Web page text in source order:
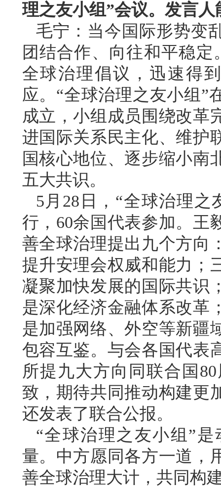
理之友小组”会议。发言
毛宁：当今国际形势变
团结合作、向往和平稳
全球治理倡议，迅速得
应。“全球治理之友小组”
成立，小组成员围绕改革
进国际关系民主化、维护
国核心地位、逐步缩小南
五大共识。
5月28日，“全球治理
行，60余国代表参加。王
善全球治理提出九个方向
提升安理会权威和能力；
凝聚加快发展的国际共识
是深化经济金融体系改革
是加强网络、外空等新疆
包容互鉴。与会各国代表
所提九大方向同联合国
致，期待共同推动构建更
还发表了联合公报。
“全球治理之友小组”
量。中方愿同各方一道，
善全球治理大计，共同构